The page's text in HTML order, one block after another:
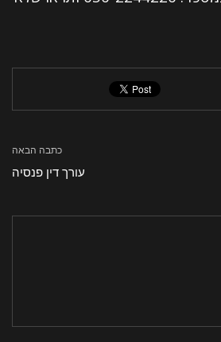
כתבה הבאה
עורך דין פנסיה